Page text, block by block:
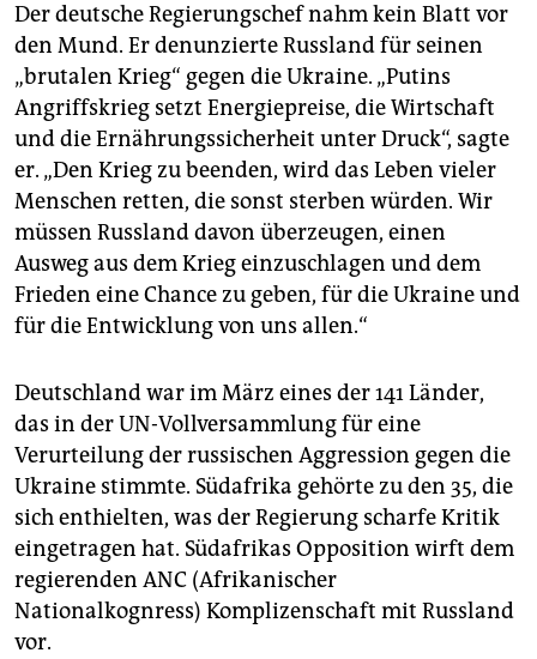
Der deutsche Regierungschef nahm kein Blatt vor
den Mund. Er denunzierte Russland für seinen
„brutalen Krieg“ gegen die Ukraine. „Putins
Angriffskrieg setzt Energiepreise, die Wirtschaft
und die Ernährungssicherheit unter Druck“, sagte
er. „Den Krieg zu beenden, wird das Leben vieler
Menschen retten, die sonst sterben würden. Wir
müssen Russland davon überzeugen, einen
Ausweg aus dem Krieg einzuschlagen und dem
Frieden eine Chance zu geben, für die Ukraine und
für die Entwicklung von uns allen.“
Deutschland war im März eines der 141 Länder,
das in der UN-Vollversammlung für eine
Verurteilung der russischen Aggression gegen die
Ukraine stimmte. Südafrika gehörte zu den 35, die
sich enthielten, was der Regierung scharfe Kritik
eingetragen hat. Südafrikas Opposition wirft dem
regierenden ANC (Afrikanischer
Nationalkognress) Komplizenschaft mit Russland
vor.